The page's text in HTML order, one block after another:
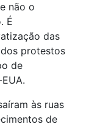
não o
É
das
protestos
de
às ruas
de